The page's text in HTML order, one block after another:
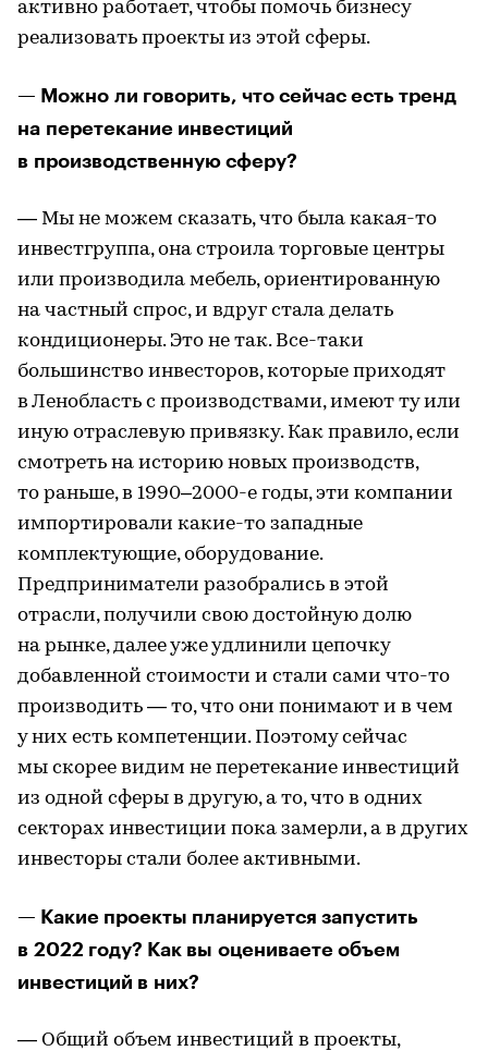
активно работает, чтобы помочь бизнесу
реализовать проекты из этой сферы.
— Можно ли говорить, что сейчас есть тренд
на перетекание инвестиций
в производственную сферу?
— Мы не можем сказать, что была какая-то
инвестгруппа, она строила торговые центры
или производила мебель, ориентированную
на частный спрос, и вдруг стала делать
кондиционеры. Это не так. Все-таки
большинство инвесторов, которые приходят
в Ленобласть с производствами, имеют ту или
иную отраслевую привязку. Как правило, если
смотреть на историю новых производств,
то раньше, в 1990–2000-е годы, эти компании
импортировали какие-то западные
комплектующие, оборудование.
Предприниматели разобрались в этой
отрасли, получили свою достойную долю
на рынке, далее уже удлинили цепочку
добавленной стоимости и стали сами что-то
производить — то, что они понимают и в чем
у них есть компетенции. Поэтому сейчас
мы скорее видим не перетекание инвестиций
из одной сферы в другую, а то, что в одних
секторах инвестиции пока замерли, а в других
инвесторы стали более активными.
— Какие проекты планируется запустить
в 2022 году? Как вы оцениваете объем
инвестиций в них?
— Общий объем инвестиций в проекты,